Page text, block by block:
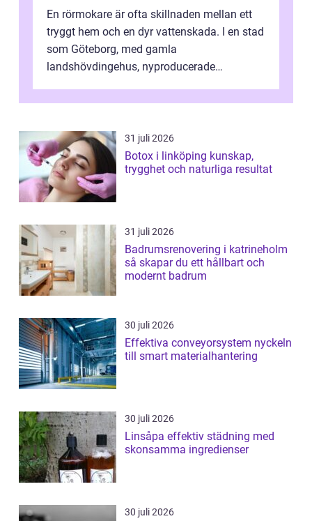
En rörmokare är ofta skillnaden mellan ett
tryggt hem och en dyr vattenskada. I en stad
som Göteborg, med gamla
landshövdingehus, nyproducerade
ställs höga k...
31 juli 2026
Botox i linköping kunskap,
trygghet och naturliga resultat
31 juli 2026
Badrumsrenovering i katrineholm
så skapar du ett hållbart och
modernt badrum
30 juli 2026
Effektiva conveyorsystem nyckeln
till smart materialhantering
30 juli 2026
Linsåpa effektiv städning med
skonsamma ingredienser
30 juli 2026